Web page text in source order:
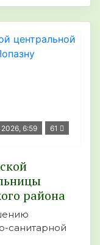
6:59 61
района
санитарной